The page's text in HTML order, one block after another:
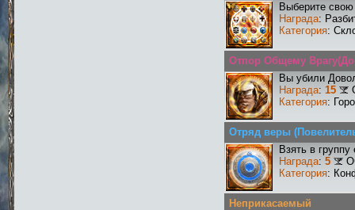
Выберите свою
Награда:
Категория:
Отпор Общему
Вы убили
Награда: 15
Категория:
Отряд веры
Взять в
Награда: 5
Категория:
Неприкасаемый